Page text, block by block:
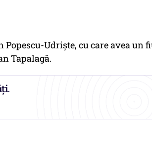
Udrişte, cu care avea un
Tapalagă.